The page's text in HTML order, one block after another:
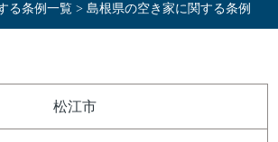
る条例一覧> 島根県の空き家に関する条例
松江市